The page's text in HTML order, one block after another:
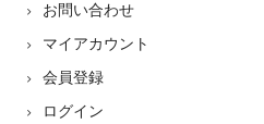
お問い合わせ
マイアカウント
会員登録
ログイン